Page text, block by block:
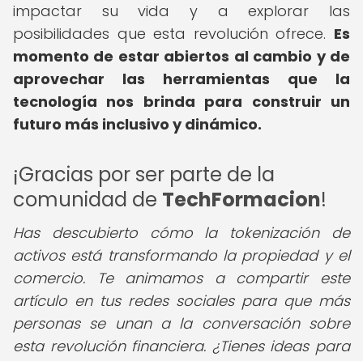
impactar su vida y a explorar las
posibilidades que esta revolución ofrece. Es
momento de estar abiertos al cambio y de
aprovechar las herramientas que la
tecnología nos brinda para construir un
futuro más inclusivo y dinámico.
¡Gracias por ser parte de la
comunidad de TechFormacion!
Has descubierto cómo la tokenización de
activos está transformando la propiedad y el
comercio. Te animamos a compartir este
artículo en tus redes sociales para que más
personas se unan a la conversación sobre
esta revolución financiera. ¿Tienes ideas para